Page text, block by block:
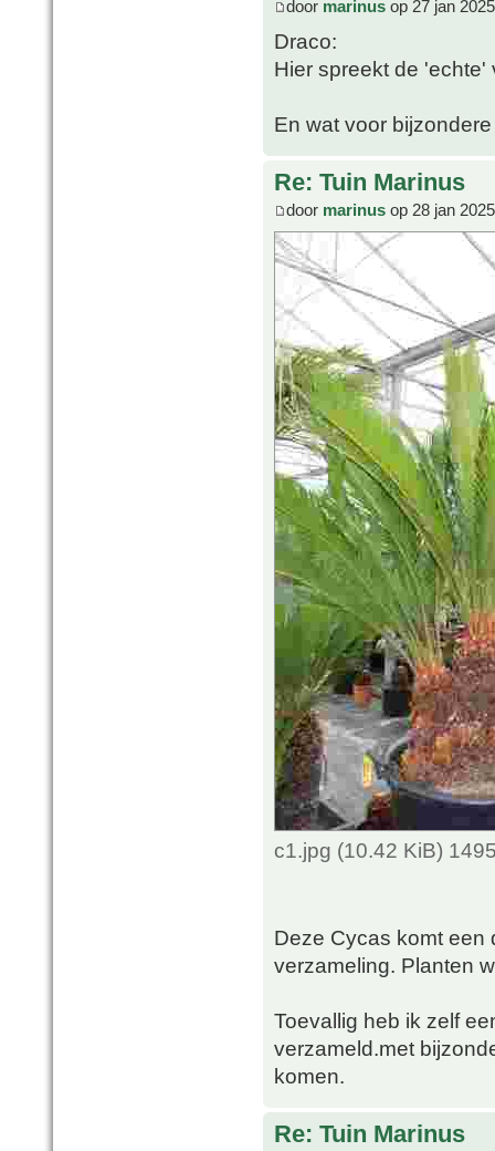
door marinus op 27 jan
Draco:
Hier spreekt de 'echte'
En wat voor
Re: Tuin Marinus
door marinus op 28 jan
c1.jpg (10.42 KiB)
Deze Cycas komt een
verzameling. Planten
Toevallig heb ik zelf
verzameld.met
komen.
Re: Tuin Marinus